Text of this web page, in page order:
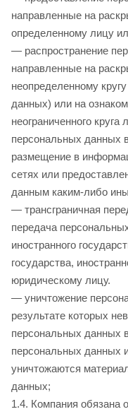
направленные на
определенному лицу
— распространение
направленные на
неопределенному
данных) или на
неограниченного
персональных данных
размещение в
сетях или
данным каким-либо
— трансграничная
передача
иностранного
государства,
юридическому лицу.
— уничтожение
результате которых
персональных данных
персональных данных
уничтожаются
данных;
1.4. Компания обязана